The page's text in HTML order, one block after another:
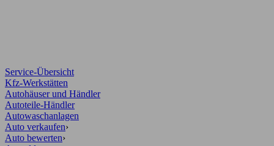
Service-Übersicht
Kfz-Werkstätten
Autohäuser und Händler
Autoteile-Händler
Autowaschanlagen
Auto verkaufen›
Auto bewerten›